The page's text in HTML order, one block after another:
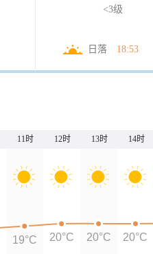
<3级
日落 18:53
11时 12时 13时 14时
19°C 20°C 20°C 20°C